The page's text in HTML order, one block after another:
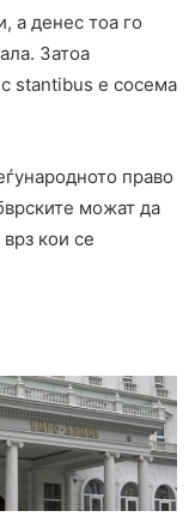
а денес тоа го
Затоа
stantibus е сосема
право
можат да
кои се